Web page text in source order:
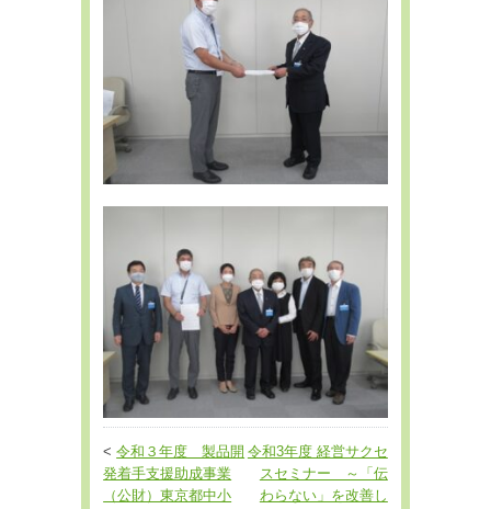
<令和３年度 製品開
発着手支援助成事業
（公財）東京都中小
令和3年度 経営サクセ
スセミナー ～「伝
わらない」を改善し